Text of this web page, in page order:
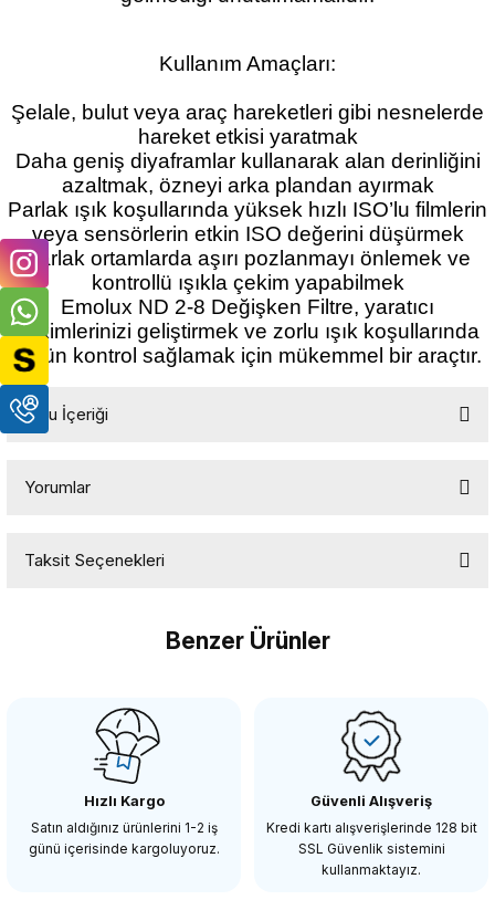
Kullanım Amaçları:
Şelale, bulut veya araç hareketleri gibi nesnelerde
hareket etkisi yaratmak
Daha geniş diyaframlar kullanarak alan derinliğini
azaltmak, özneyi arka plandan ayırmak
Parlak ışık koşullarında yüksek hızlı ISO’lu filmlerin
veya sensörlerin etkin ISO değerini düşürmek
Parlak ortamlarda aşırı pozlanmayı önlemek ve
kontrollü ışıkla çekim yapabilmek
Emolux ND 2-8 Değişken Filtre, yaratıcı
çekimlerinizi geliştirmek ve zorlu ışık koşullarında
üstün kontrol sağlamak için mükemmel bir araçtır.
Kutu İçeriği
EMOLUX ND Filtre Kesesi
Yorumlar
Yorum Yaz
Taksit Seçenekleri
Benzer Ürünler
Yophy 72mm VND2-400 Variable ND Filtre 1-8 Stop
Hızlı Kargo
Satın aldığınız ürünlerini 1-2 iş
günü içerisinde kargoluyoruz.
Güvenli Alışveriş
Kredi kartı alışverişlerinde 128 bit
SSL Güvenlik sistemini
kullanmaktayız.